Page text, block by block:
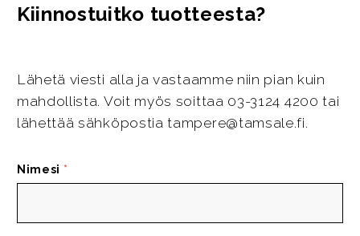
Kiinnostuitko tuotteesta?
Lähetä viesti alla ja vastaamme niin pian kuin
mahdollista. Voit myös soittaa 03-3124 4200 tai
lähettää sähköpostia tampere@tamsale.fi.
Nimesi *